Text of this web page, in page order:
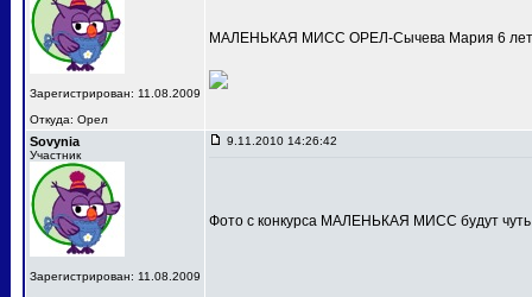
Зарегистрирован: 11.08.2009
Откуда: Орел
МАЛЕНЬКАЯ МИСС ОРЕЛ-Сычева Мария 6
Sovynia
Участник
Зарегистрирован: 11.08.2009
9.11.2010 14:26:42
Фото с конкурса МАЛЕНЬКАЯ МИСС будут